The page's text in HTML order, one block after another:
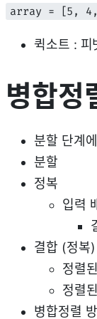
array = [5,
퀵소트 : 피
병합정
분할 단계
분할
정복
입력
결합 (정복)
정렬
정렬
병합정렬